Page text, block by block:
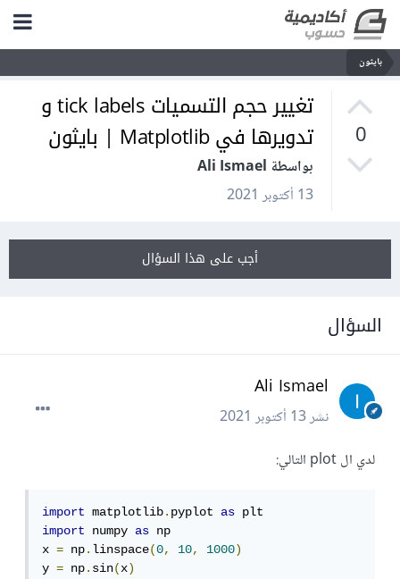
بايثون
0
تغيير حجم التسميات tick labels و
تدويرها في Matplotlib | بايثون
بواسطة Ali Ismael
13 أكتوبر 2021
أجب على هذا السؤال
السؤال
Ali Ismael
نشر13 أكتوبر 2021
لدي ال plot التالي:
import matplotlib.pyplot as
import
numpy as np
x = np.linspace(0, 10, 1000)
y = np.sin(x)